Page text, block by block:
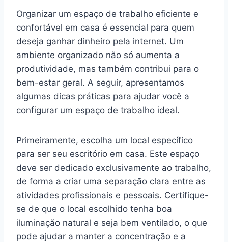
Organizar um espaço de trabalho eficiente e
confortável em casa é essencial para quem
deseja ganhar dinheiro pela internet. Um
ambiente organizado não só aumenta a
produtividade, mas também contribui para o
bem-estar geral. A seguir, apresentamos
algumas dicas práticas para ajudar você a
configurar um espaço de trabalho ideal.
Primeiramente, escolha um local específico
para ser seu escritório em casa. Este espaço
deve ser dedicado exclusivamente ao trabalho,
de forma a criar uma separação clara entre as
atividades profissionais e pessoais. Certifique-
se de que o local escolhido tenha boa
iluminação natural e seja bem ventilado, o que
pode ajudar a manter a concentração e a